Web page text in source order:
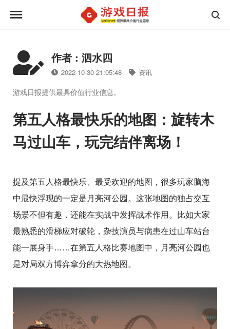
作者 : 泗水四
2022-10-30 21:05:48 资讯
游戏日报提供最具价值行业信息。
第五人格最快乐的地图：旋转木
马过山车，玩完结伴离场！
提及第五人格最快乐、最受欢迎的地图，很多玩家脑海
中最快浮现的一定是月亮河公园。这张地图的独占交互
场景不但有趣，还能在实战中发挥战术作用。比如大家
最熟悉的滑梯应对破轮，杂技演员与病患在过山车站台
能一展身手……在第五人格比赛地图中，月亮河公园也
是对局双方博弈拿分的大热地图。